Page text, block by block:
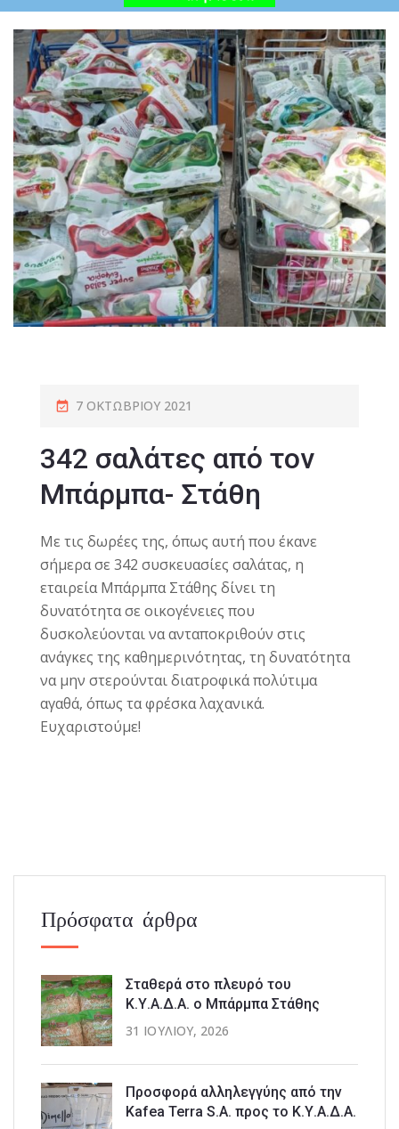
7 ΟΚΤΩΒΡΊΟΥ 2021
342 σαλάτες από τον
Μπάρμπα- Στάθη
Με τις δωρέες της, όπως αυτή που έκανε
σήμερα σε 342 συσκευασίες σαλάτας, η
εταιρεία Μπάρμπα Στάθης δίνει τη
δυνατότητα σε οικογένειες που
δυσκολεύονται να ανταποκριθούν στις
ανάγκες της καθημερινότητας, τη δυνατότητα
να μην στερούνται διατροφικά πολύτιμα
αγαθά, όπως τα φρέσκα λαχανικά.
Ευχαριστούμε!
Πρόσφατα άρθρα
Σταθερά στο πλευρό του
Κ.Υ.Α.Δ.Α. ο Μπάρμπα Στάθης
31 ΙΟΥΛΊΟΥ, 2026
Προσφορά αλληλεγγύης από την
Kafea Terra S.A. προς το Κ.Υ.Α.Δ.Α.